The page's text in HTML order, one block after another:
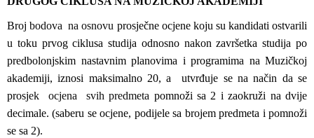
Broj bodova na osnovu prosječne ocjene koju su kandidati ostvarili
u toku prvog ciklusa studija odnosno nakon završetka studija po
predbolonjskim nastavnim planovima i programima na Muzičkoj
akademiji, iznosi maksimalno 20, a utvrđuje se na način da se
prosjek ocjena svih predmeta pomnoži sa 2 i zaokruži na dvije
decimale. (saberu se ocjene, podijele sa brojem predmeta i pomnoži
se sa 2).